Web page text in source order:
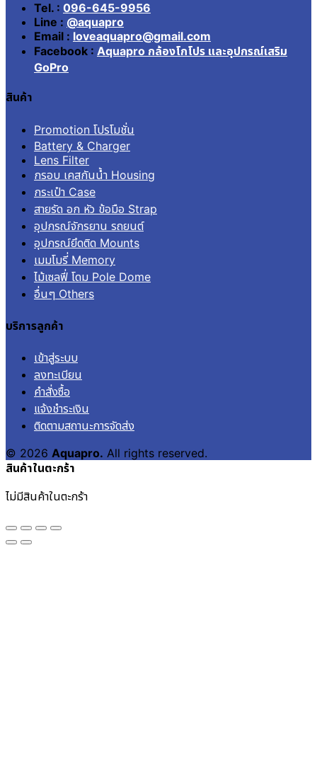
Tel. : 096-645-9956
Line : @aquapro
Email : loveaquapro@gmail.com
Facebook : Aquapro กล้องโกโปร และอุปกรณ์เสริม
GoPro
สินค้า
Promotion โปรโมชั่น
Battery & Charger
Lens Filter
กรอบ เคสกันน้ำ Housing
กระเป๋า Case
สายรัด อก หัว ข้อมือ Strap
อุปกรณ์จักรยาน รถยนต์
อุปกรณ์ยึดติด Mounts
เมมโมรี่ Memory
ไม้เซลฟี่ โดม Pole Dome
อื่นๆ Others
บริการลูกค้า
เข้าสู่ระบบ
ลงทะเบียน
คำสั่งซื้อ
แจ้งชำระเงิน
ติดตามสถานะการจัดส่ง
© 2026 Aquapro. All rights reserved.
สินค้าในตะกร้า
ไม่มีสินค้าในตะกร้า